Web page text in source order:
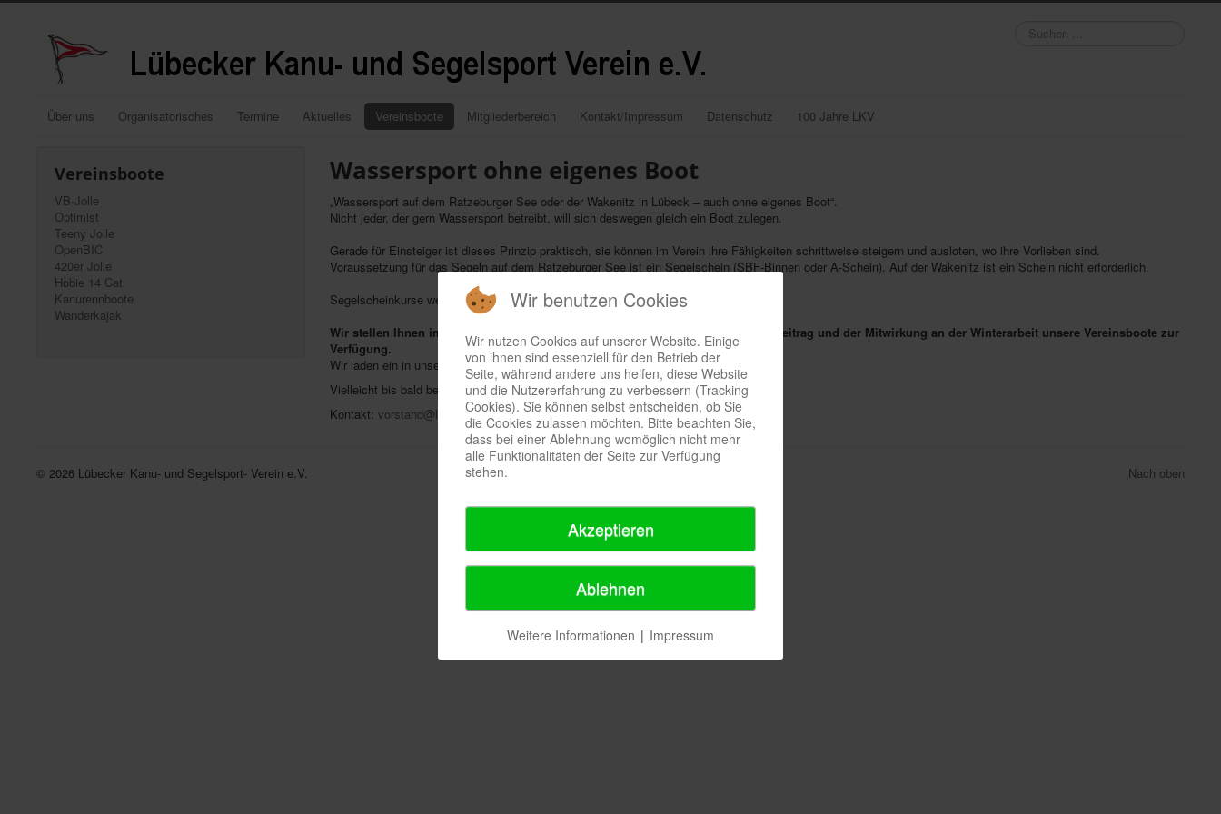
Suchen
Über uns Organisatorisches Termine Aktuelles Vereinsboote Mitgliederbereich Kontakt/Impressum Datenschutz 100 Jahre LKV
Vereinsboote
VB-Jolle
Optimist
Teeny Jolle
OpenBIC
420er Jolle
Hobie 14 Cat
Kanurennboote
Wanderkajak
Wassersport ohne eigenes Boot
„Wassersport auf dem Ratzeburger See oder der Wakenitz in Lübeck – auch ohne eigenes Boot“.
Nicht jeder, der gern Wassersport betreibt, will sich deswegen gleich ein Boot zulegen.
Gerade für Einsteiger ist dieses Prinzip praktisch, sie können im Verein ihre Fähigkeiten schrittweise steigern und ausloten, wo ihre Vorlieben sind.
Voraussetzung für das Segeln auf dem Ratzeburger See ist ein Segelschein (SBF-Binnen oder A-Schein). Auf der Wakenitz ist ein Schein nicht erforderlich.
Segelscheinkurse werden im Winterhalbjahr angeboten.
Wir stellen Ihnen im Rahmen einer Mitgliedschaft gegen einen geringen Jahresbeitrag und der Mitwirkung an der Winterarbeit unsere Vereinsboote zur
Verfügung.
Wir laden ein in unseren Verein!
Vielleicht bis bald beim LKV-Lübeck?
Kontakt: vorstand@lkv-luebeck.de
Nach oben
© 2026 Lübecker Kanu- und Segelsport- Verein e.V.
Wir benutzen Cookies
Wir nutzen Cookies auf unserer Website. Einige
von ihnen sind essenziell für den Betrieb der
Seite, während andere uns helfen, diese Website
und die Nutzererfahrung zu verbessern (Tracking
Cookies). Sie können selbst entscheiden, ob Sie
die Cookies zulassen möchten. Bitte beachten Sie,
dass bei einer Ablehnung womöglich nicht mehr
alle Funktionalitäten der Seite zur Verfügung
stehen.
Akzeptieren
Ablehnen
Weitere Informationen | Impressum